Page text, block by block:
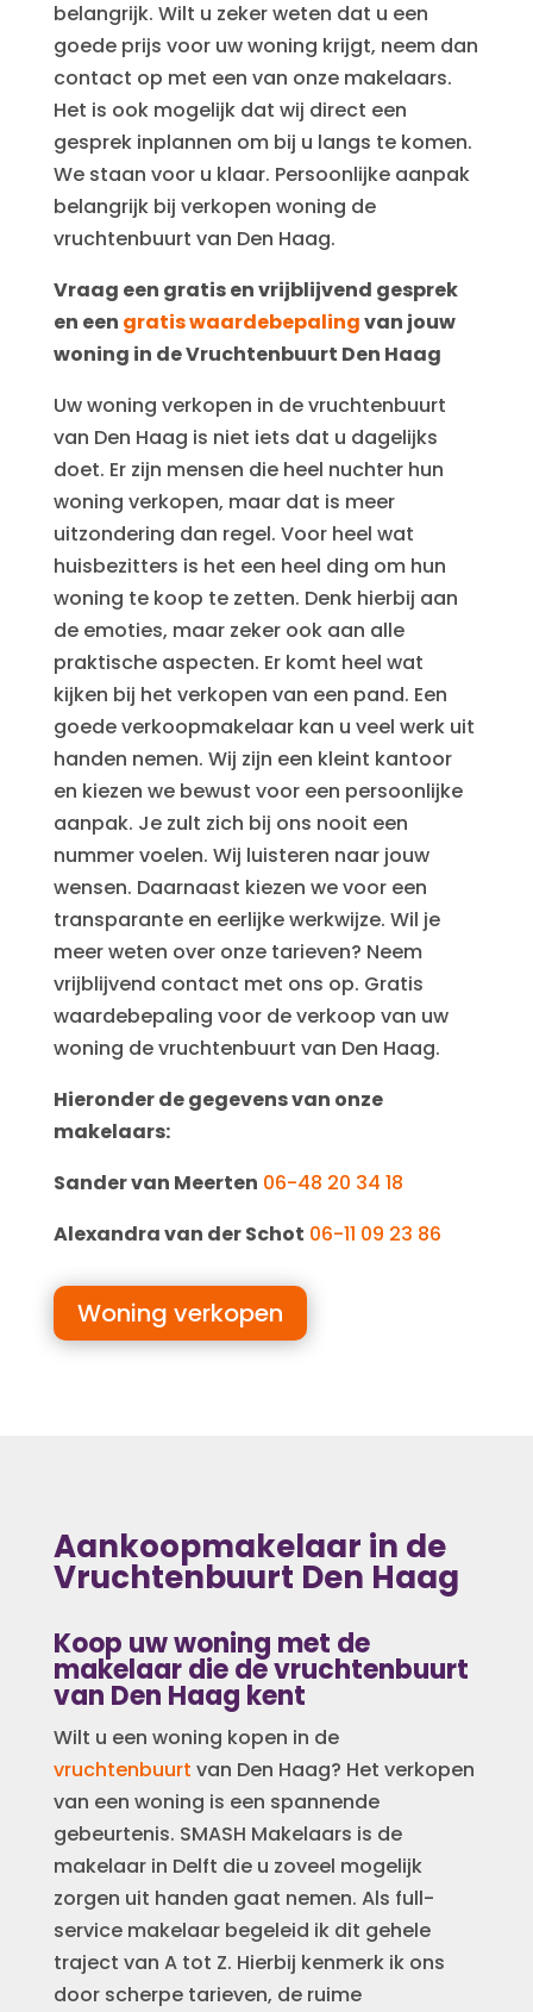
belangrijk. Wilt u zeker weten dat u een
goede prijs voor uw woning krijgt, neem dan
contact op met een van onze makelaars.
Het is ook mogelijk dat wij direct een
gesprek inplannen om bij u langs te komen.
We staan voor u klaar. Persoonlijke aanpak
belangrijk bij verkopen woning de
vruchtenbuurt van Den Haag.
Vraag een gratis en vrijblijvend gesprek
en een gratis waardebepalingvan jouw
woning in de Vruchtenbuurt Den Haag
Uw woning verkopen in de vruchtenbuurt
van Den Haag is niet iets dat u dagelijks
doet. Er zijn mensen die heel nuchter hun
woning verkopen, maar dat is meer
uitzondering dan regel. Voor heel wat
huisbezitters is het een heel ding om hun
woning te koop te zetten. Denk hierbij aan
de emoties, maar zeker ook aan alle
praktische aspecten. Er komt heel wat
kijken bij het verkopen van een pand. Een
goede verkoopmakelaar kan u veel werk uit
handen nemen. Wij zijn een kleint kantoor
en kiezen we bewust voor een persoonlijke
aanpak. Je zult zich bij ons nooit een
nummer voelen. Wij luisteren naar jouw
wensen. Daarnaast kiezen we voor een
transparante en eerlijke werkwijze. Wil je
meer weten over onze tarieven? Neem
vrijblijvend contact met ons op. Gratis
waardebepaling voor de verkoop van uw
woning de vruchtenbuurt van Den Haag.
Hieronder de gegevens van onze
makelaars:
Sander van Meerten 06-48 20 34 18
Alexandra van der Schot 06-11 09 23 86
Woning verkopen
Aankoopmakelaar in de
Vruchtenbuurt Den Haag
Koop uw woning met de
makelaar die de vruchtenbuurt
van Den Haag kent
Wilt u een woning kopen in de
vruchtenbuurt van Den Haag? Het verkopen
van een woning is een spannende
gebeurtenis. SMASH Makelaars is de
makelaar in Delft die u zoveel mogelijk
zorgen uit handen gaat nemen. Als full-
service makelaar begeleid ik dit gehele
traject van A tot Z. Hierbij kenmerk ik ons
door scherpe tarieven, de ruime